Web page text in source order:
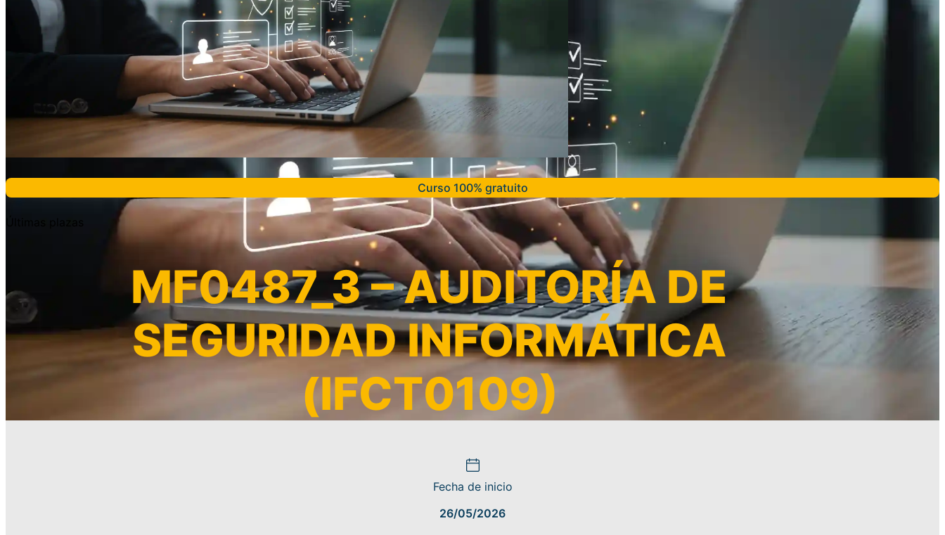
Curso 100% gratuito
MF0487_3 – AUDITORÍA DE
SEGURIDAD INFORMÁTICA
(IFCT0109)
Fecha de inicio
26/05/2026